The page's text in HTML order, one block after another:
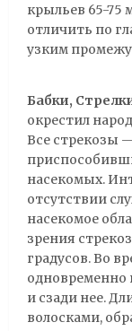
крыльев 65-75
отличить по
узким
Бабки,
окрестил
Все стрекозы
насекомых.
отсутствии
насекомое
зрения
градусов. Во
одновременно
и сзади нее.
волосками,